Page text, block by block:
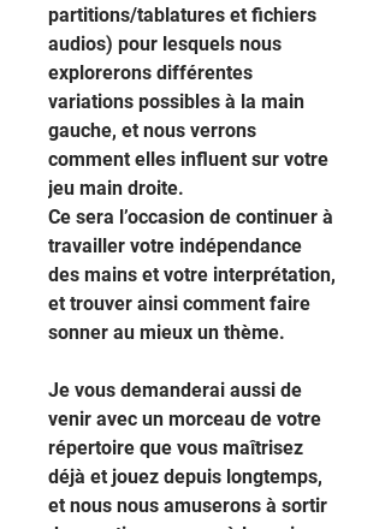
partitions/tablatures et fichiers
audios) pour lesquels nous
explorerons différentes
variations possibles à la main
gauche, et nous verrons
comment elles influent sur votre
jeu main droite.
Ce sera l’occasion de continuer à
travailler votre indépendance
des mains et votre interprétation,
et trouver ainsi comment faire
sonner au mieux un thème.
Je vous demanderai aussi de
venir avec un morceau de votre
répertoire que vous maîtrisez
déjà et jouez depuis longtemps,
et nous nous amuserons à sortir